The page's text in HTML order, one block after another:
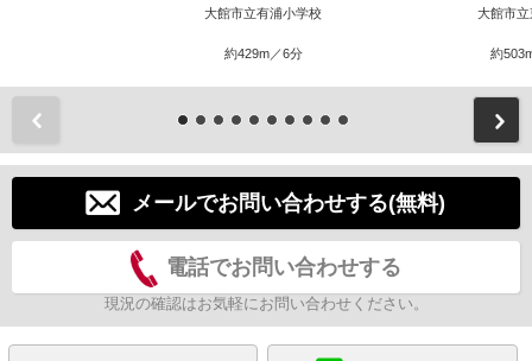
大館市立有浦小学校
約429m／6分
大館市
約
メールでお問い合わせする(無料)
電話でお問い合わせする
現況の確認はお気軽にお問い合わせください。